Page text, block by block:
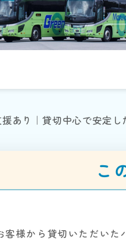
あり｜貸切中心で安定
こ
客様から貸切いただいた